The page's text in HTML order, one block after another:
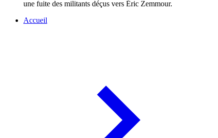
une fuite des militants déçus vers Éric Zemmour.
Accueil